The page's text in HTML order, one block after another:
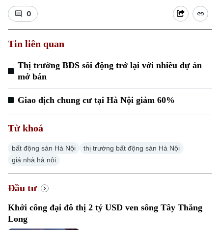
Xu hướng
0
Tin liên quan
Thị trường BĐS sôi động trở lại với nhiều dự án
mở bán
Giao dịch chung cư tại Hà Nội giảm 60%
Từ khoá
bất động sản Hà Nội
thị trường bất động sản Hà Nội
giá nhà hà nội
Đầu tư
Khởi công đại đô thị 2 tỷ USD ven sông Tây Thăng
Long